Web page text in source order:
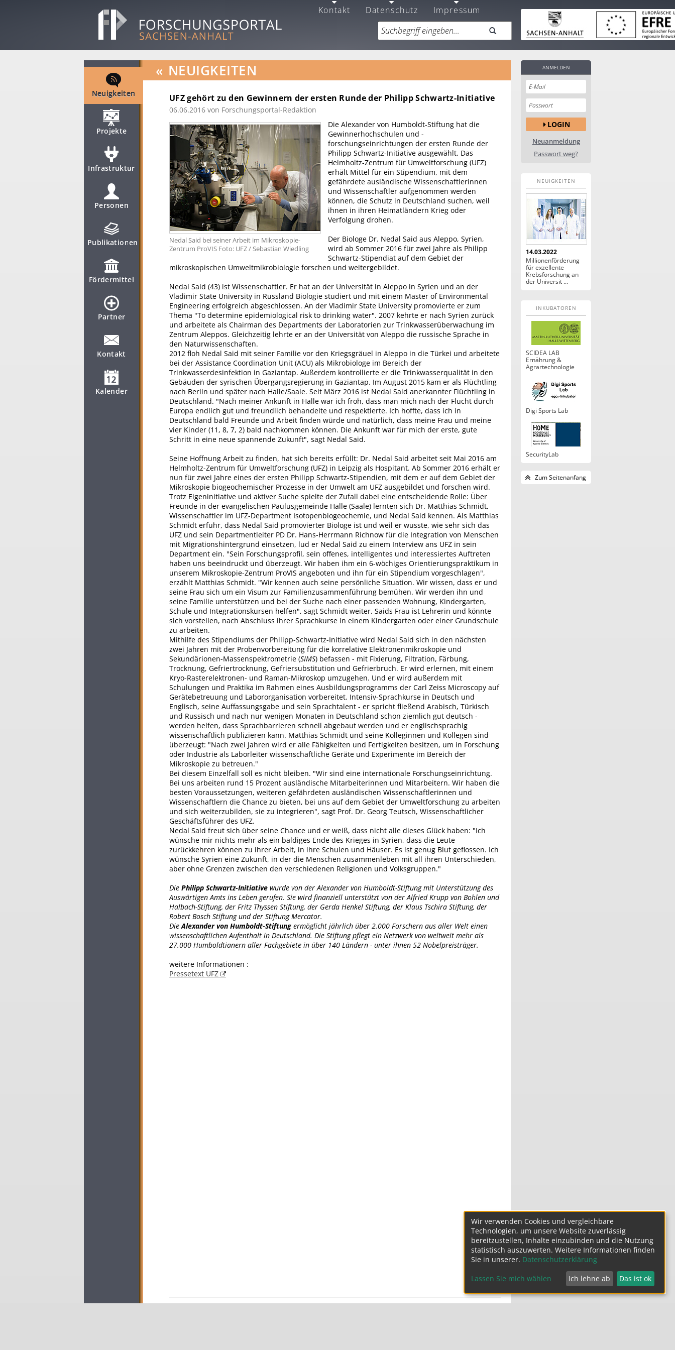
Kontakt Datenschutz Impressum
Neuigkeiten
Projekte
Infrastruktur
Personen
Publikationen
Fördermittel
Partner
Kontakt
Kalender
« NEUIGKEITEN
UFZ gehört zu den Gewinnern der ersten Runde der Philipp Schwartz-Initiative
06.06.2016 von Forschungsportal-Redaktion
Nedal Said bei seiner Arbeit im Mikroskopie-
Zentrum ProVIS Foto: UFZ / Sebastian Wiedling
Die Alexander von Humboldt-Stiftung hat die
Gewinnerhochschulen und -
forschungseinrichtungen der ersten Runde der
Philipp Schwartz-Initiative ausgewählt. Das
Helmholtz-Zentrum für Umweltforschung (UFZ)
erhält Mittel für ein Stipendium, mit dem
gefährdete ausländische Wissenschaftlerinnen
und Wissenschaftler aufgenommen werden
können, die Schutz in Deutschland suchen, weil
ihnen in ihren Heimatländern Krieg oder
Verfolgung drohen.
Der Biologe Dr. Nedal Said aus Aleppo, Syrien,
wird ab Sommer 2016 für zwei Jahre als Philipp
Schwartz-Stipendiat auf dem Gebiet der
mikroskopischen Umweltmikrobiologie forschen und weitergebildet.
Nedal Said (43) ist Wissenschaftler. Er hat an der Universität in Aleppo in Syrien und an der
Vladimir State University in Russland Biologie studiert und mit einem Master of Environmental
Engineering erfolgreich abgeschlossen. An der Vladimir State University promovierte er zum
Thema "To determine epidemiological risk to drinking water". 2007 kehrte er nach Syrien zurück
und arbeitete als Chairman des Departments der Laboratorien zur Trinkwasserüberwachung im
Zentrum Aleppos. Gleichzeitig lehrte er an der Universität von Aleppo die russische Sprache in
den Naturwissenschaften.
2012 floh Nedal Said mit seiner Familie vor den Kriegsgräuel in Aleppo in die Türkei und arbeitete
bei der Assistance Coordination Unit (ACU) als Mikrobiologe im Bereich der
Trinkwasserdesinfektion in Gaziantap. Außerdem kontrollierte er die Trinkwasserqualität in den
Gebäuden der syrischen Übergangsregierung in Gaziantap. Im August 2015 kam er als Flüchtling
nach Berlin und später nach Halle/Saale. Seit März 2016 ist Nedal Said anerkannter Flüchtling in
Deutschland. "Nach meiner Ankunft in Halle war ich froh, dass man mich nach der Flucht durch
Europa endlich gut und freundlich behandelte und respektierte. Ich hoffte, dass ich in
Deutschland bald Freunde und Arbeit finden würde und natürlich, dass meine Frau und meine
vier Kinder (11, 8, 7, 2) bald nachkommen können. Die Ankunft war für mich der erste, gute
Schritt in eine neue spannende Zukunft", sagt Nedal Said.
Seine Hoffnung Arbeit zu finden, hat sich bereits erfüllt: Dr. Nedal Said arbeitet seit Mai 2016 am
Helmholtz-Zentrum für Umweltforschung (UFZ) in Leipzig als Hospitant. Ab Sommer 2016 erhält er
nun für zwei Jahre eines der ersten Philipp Schwartz-Stipendien, mit dem er auf dem Gebiet der
Mikroskopie biogeochemischer Prozesse in der Umwelt am UFZ ausgebildet und forschen wird.
Trotz Eigeninitiative und aktiver Suche spielte der Zufall dabei eine entscheidende Rolle: Über
Freunde in der evangelischen Paulusgemeinde Halle (Saale) lernten sich Dr. Matthias Schmidt,
Wissenschaftler im UFZ-Department Isotopenbiogeochemie, und Nedal Said kennen. Als Matthias
Schmidt erfuhr, dass Nedal Said promovierter Biologe ist und weil er wusste, wie sehr sich das
UFZ und sein Departmentleiter PD Dr. Hans-Herrmann Richnow für die Integration von Menschen
mit Migrationshintergrund einsetzen, lud er Nedal Said zu einem Interview ans UFZ in sein
Department ein. "Sein Forschungsprofil, sein offenes, intelligentes und interessiertes Auftreten
haben uns beeindruckt und überzeugt. Wir haben ihm ein 6-wöchiges Orientierungspraktikum in
unserem Mikroskopie-Zentrum ProVIS angeboten und ihn für ein Stipendium vorgeschlagen",
erzählt Matthias Schmidt. "Wir kennen auch seine persönliche Situation. Wir wissen, dass er und
seine Frau sich um ein Visum zur Familienzusammenführung bemühen. Wir werden ihn und
seine Familie unterstützen und bei der Suche nach einer passenden Wohnung, Kindergarten,
Schule und Integrationskursen helfen", sagt Schmidt weiter. Saids Frau ist Lehrerin und könnte
sich vorstellen, nach Abschluss ihrer Sprachkurse in einem Kindergarten oder einer Grundschule
zu arbeiten.
Mithilfe des Stipendiums der Philipp-Schwartz-Initiative wird Nedal Said sich in den nächsten
zwei Jahren mit der Probenvorbereitung für die korrelative Elektronenmikroskopie und
Sekundärionen-Massenspektrometrie (SIMS) befassen - mit Fixierung, Filtration, Färbung,
Trocknung, Gefriertrocknung, Gefriersubstitution und Gefrierbruch. Er wird erlernen, mit einem
Kryo-Rasterelektronen- und Raman-Mikroskop umzugehen. Und er wird außerdem mit
Schulungen und Praktika im Rahmen eines Ausbildungsprogramms der Carl Zeiss Microscopy auf
Gerätebetreuung und Labororganisation vorbereitet. Intensiv-Sprachkurse in Deutsch und
Englisch, seine Auffassungsgabe und sein Sprachtalent - er spricht fließend Arabisch, Türkisch
und Russisch und nach nur wenigen Monaten in Deutschland schon ziemlich gut deutsch -
werden helfen, dass Sprachbarrieren schnell abgebaut werden und er englischsprachig
wissenschaftlich publizieren kann. Matthias Schmidt und seine Kolleginnen und Kollegen sind
überzeugt: "Nach zwei Jahren wird er alle Fähigkeiten und Fertigkeiten besitzen, um in Forschung
oder Industrie als Laborleiter wissenschaftliche Geräte und Experimente im Bereich der
Mikroskopie zu betreuen."
Bei diesem Einzelfall soll es nicht bleiben. "Wir sind eine internationale Forschungseinrichtung.
Bei uns arbeiten rund 15 Prozent ausländische Mitarbeiterinnen und Mitarbeitern. Wir haben die
besten Voraussetzungen, weiteren gefährdeten ausländischen Wissenschaftlerinnen und
Wissenschaftlern die Chance zu bieten, bei uns auf dem Gebiet der Umweltforschung zu arbeiten
und sich weiterzubilden, sie zu integrieren", sagt Prof. Dr. Georg Teutsch, Wissenschaftlicher
Geschäftsführer des UFZ.
Nedal Said freut sich über seine Chance und er weiß, dass nicht alle dieses Glück haben: "Ich
wünsche mir nichts mehr als ein baldiges Ende des Krieges in Syrien, dass die Leute
zurückkehren können zu ihrer Arbeit, in ihre Schulen und Häuser. Es ist genug Blut geflossen. Ich
wünsche Syrien eine Zukunft, in der die Menschen zusammenleben mit all ihren Unterschieden,
aber ohne Grenzen zwischen den verschiedenen Religionen und Volksgruppen."
Die Philipp Schwartz-Initiative wurde von der Alexander von Humboldt-Stiftung mit Unterstützung des
Auswärtigen Amts ins Leben gerufen. Sie wird finanziell unterstützt von der Alfried Krupp von Bohlen und
Halbach-Stiftung, der Fritz Thyssen Stiftung, der Gerda Henkel Stiftung, der Klaus Tschira Stiftung, der
Robert Bosch Stiftung und der Stiftung Mercator.
DieAlexander von Humboldt-Stiftung ermöglicht jährlich über 2.000 Forschern aus aller Welt einen
wissenschaftlichen Aufenthalt in Deutschland. Die Stiftung pflegt ein Netzwerk von weltweit mehr als
27.000 Humboldtianern aller Fachgebiete in über 140 Ländern - unter ihnen 52 Nobelpreisträger.
weitere Informationen :
Pressetext UFZ
ANMELDEN
LOGIN
Neuanmeldung
Passwort weg?
NEUIGKEITEN
14.03.2022
Millionenförderung
für exzellente
Krebsforschung an
der Universit ...
INKUBATOREN
SCIDEA LAB
Ernährung &
Agrartechnologie
Digi Sports Lab
SecurityLab
Zum Seitenanfang
Wir verwenden Cookies und vergleichbare
Technologien, um unsere Website zuverlässig
bereitzustellen, Inhalte einzubinden und die Nutzung
statistisch auszuwerten. Weitere Informationen finden
Sie in unserer. Datenschutzerklärung
Lassen Sie mich wählen Ich lehne ab Das ist ok